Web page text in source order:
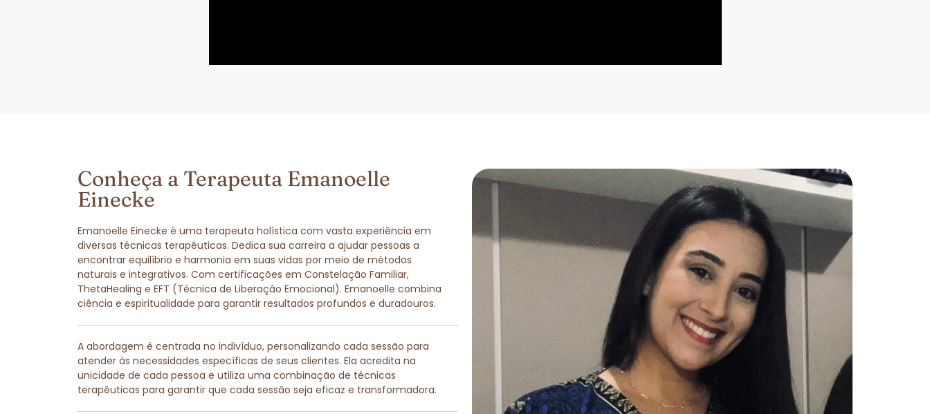
Conheça a Terapeuta Emanoelle
Einecke
Emanoelle Einecke é uma terapeuta holística com vasta experiência em
diversas técnicas terapêuticas. Dedica sua carreira a ajudar pessoas a
encontrar equilíbrio e harmonia em suas vidas por meio de métodos
naturais e integrativos. Com certificações em Constelação Familiar,
ThetaHealing e EFT (Técnica de Liberação Emocional). Emanoelle combina
ciência e espiritualidade para garantir resultados profundos e duradouros.
A abordagem é centrada no indivíduo, personalizando cada sessão para
atender às necessidades específicas de seus clientes. Ela acredita na
unicidade de cada pessoa e utiliza uma combinação de técnicas
terapêuticas para garantir que cada sessão seja eficaz e transformadora.